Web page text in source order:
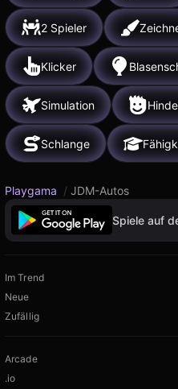
2 Spieler
Klicker
Simulation
Schlange
Playgama / JDM-Autos
Spiele auf
Im Trend
Neue
Zufällig
Arcade
.io